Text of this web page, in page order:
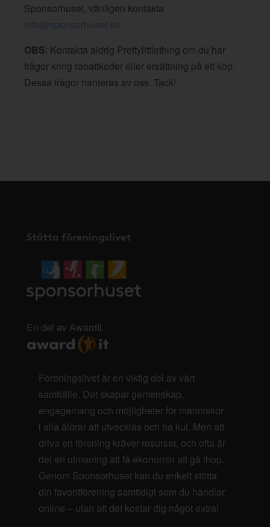
Sponsorhuset, vänligen kontakta
info@sponsorhuset.se
OBS: Kontakta aldrig Prettylittlething om du har
frågor kring rabattkoder eller ersättning på ett köp.
Dessa frågor hanteras av oss. Tack!
Stötta föreningslivet
En del av AwardIt
Föreningslivet är en viktig del av vårt
samhälle. Det skapar gemenskap,
engagemang och möjligheter för människor
i alla åldrar att utvecklas och ha kul. Men att
driva en förening kräver resurser, och ofta är
det en utmaning att få ekonomin att gå ihop.
Genom Sponsorhuset kan du enkelt stötta
din favoritförening samtidigt som du handlar
online – utan att det kostar dig något extra!